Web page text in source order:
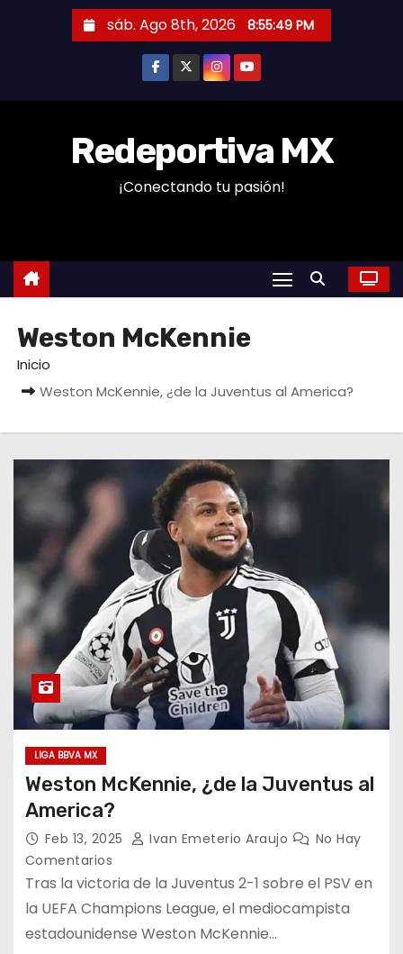
n
sáb. Ago 8th, 2026 8:55:49 PM
Redeportiva MX
¡Conectando tu pasión!
Weston McKennie
Inicio
Weston McKennie, ¿de la Juventus al America?
LIGA BBVA MX
Weston McKennie, ¿de la Juventus al
America?
Feb 13, 2025 Ivan Emeterio Araujo
No Hay
Comentarios
Tras la victoria de la Juventus 2-1 sobre el PSV en
la UEFA Champions League, el mediocampista
estadounidense Weston McKennie…